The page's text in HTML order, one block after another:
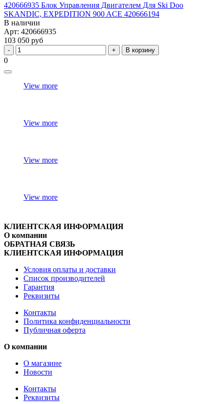
420666935 Блок Управления Двигателем Для Ski Doo
SKANDIC, EXPEDITION 900 ACE 420666194
В наличии
Арт: 420666935
103 050 руб
В корзину
0
View more
View more
View more
View more
КЛИЕНТСКАЯ ИНФОРМАЦИЯ
О компании
ОБРАТНАЯ СВЯЗЬ
КЛИЕНТСКАЯ ИНФОРМАЦИЯ
Условия оплаты и доставки
Список производителей
Гарантия
Реквизиты
Контакты
Политика конфиденциальности
Публичная оферта
О компании
О магазине
Новости
Контакты
Реквизиты